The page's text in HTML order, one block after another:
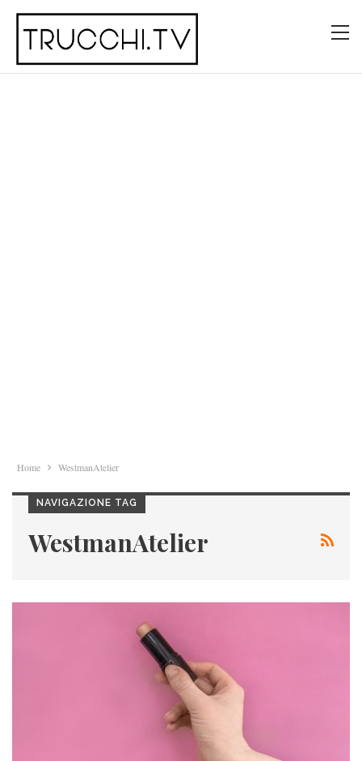
Home WestmanAtelier
NAVIGAZIONE TAG
WestmanAtelier